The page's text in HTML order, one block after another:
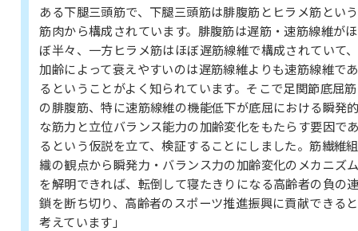
ある下腿三頭筋で、下腿三頭筋は腓腹筋とヒラメ筋という
筋肉から構成されています。腓腹筋は遅筋・速筋線維がほ
ぼ半々、一方ヒラメ筋はほぼ遅筋線維で構成されていて、
加齢によって衰えやすいのは遅筋線維よりも速筋線維であ
るということがよく知られています。そこで足関節底屈筋
の腓腹筋、特に速筋線維の機能低下が底屈における瞬発
な筋力と立位バランス能力の加齢変化をもたらす要因で
るという仮説を立て、検証することにしました。筋繊維組
織の観点から瞬発力・バランス力の加齢変化のメカニズ
を解明できれば、転倒して寝たきりになる高齢者の負の
鎖を断ち切り、高齢者のスポーツ推進振興に貢献できると
考えています」